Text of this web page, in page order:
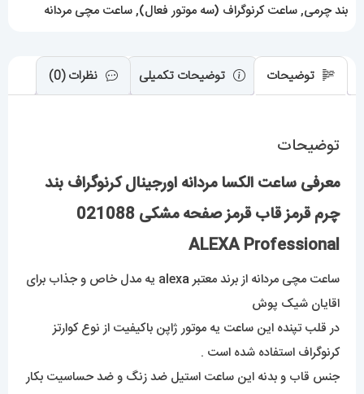
صفحه
021088
ALEXA
عدد
بند چرمی,ساعت کرنوگراف (سه موتور فعال),ساعت مچی مردانه
توضیحات توضیحات تکمیلی نظرات (0)
توضیحات
معرفی ساعت الکسا مردانه اورجینال کرنوگراف بند
چرم قرمز قاب قرمز صفحه مشکی 021088
ALEXA Professional
ساعت مچی مردانه از برند معتبر alexa
یه مدل خاص و جذاب برای
اقایان شیک پوش
در قلب تپنده این ساعت یه موتور ژاپن باکیفیت از نوع کوارتز
کرنوگراف استفاده شده است .
جنس قاب و بدنه این ساعت استیل ضد زنگ و ضد حساسیت بکار